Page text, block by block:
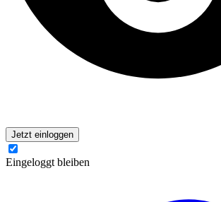
Jetzt einloggen
Eingeloggt bleiben